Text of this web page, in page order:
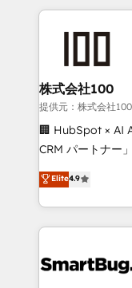
Company of the Year
and build AI-
from week one, in your
Onboarding:
around your
Move from any
run your revenue
service wired
tune-ups, feature
HubSpot,
株式会社100
提供元：株式会社100
🏢 HubSpot × AI
CRM パートナー」 経営課題と現場業務をつなぐAIネイ
ティブ・エージ
力で顧客フロント業務を
をする会社か？
トを組み込んだ
ィブ・エージェン
Elite4.9